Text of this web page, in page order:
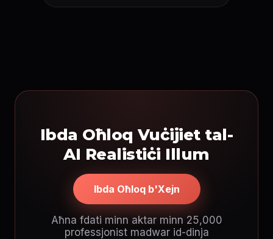
Ibda Oħloq Vuċijiet tal-
AI Realistiċi Illum
Ibda Oħloq b'Xejn
Aħna fdati minn aktar minn 25,000
professjonist madwar id-dinja